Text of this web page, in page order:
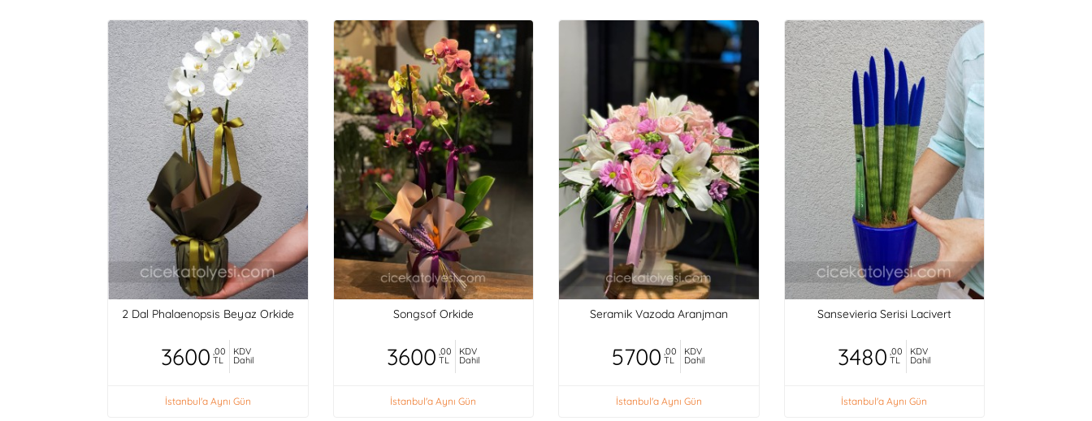
2 Dal Phalaenopsis Beyaz Orkide
3600 ,00
TL
KDV
Dahil
İstanbul'a Aynı Gün
Songsof Orkide
3600 ,00
TL
KDV
Dahil
İstanbul'a Aynı Gün
Seramik Vazoda Aranjman
5700 ,00
TL
KDV
Dahil
İstanbul'a Aynı Gün
Sansevieria Serisi Lacivert
3480 ,00
TL
KDV
Dahil
İstanbul'a Aynı Gün